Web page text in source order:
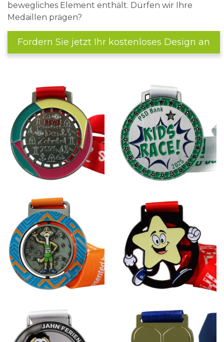
bewegliches Element enthält. Dürfen wir Ihre
Medaillen prägen?
Fordern Sie jetzt Ihr kostenloses Design an